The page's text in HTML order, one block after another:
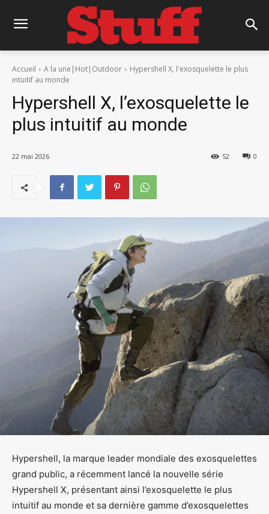
Accueil A la une|Hot|Outdoor
Hypershell X, l'exosquelette le plus
intuitif au monde
Hypershell X, l’exosquelette le
plus intuitif au monde
22 mai 2026 0
52
Hypershell, la marque leader mondiale des exosquelettes
grand public, a récemment lancé la nouvelle série
Hypershell X, présentant ainsi l’exosquelette le plus
intuitif au monde et sa dernière gamme d’exosquelettes